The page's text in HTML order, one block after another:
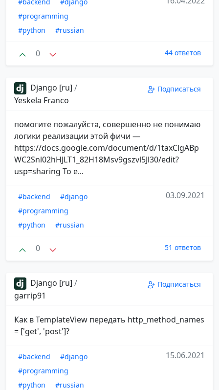
#programming
#python
#russian
0 44 ответов
Django [ru] /
Yeskela Franco
Подписаться
помогите пожалуйста, совершенно не понимаю
логики реализации этой фичи —
https://docs.google.com/document/d/1taxClgABp
WC2Snl02hHJLT1_82H18Msv9gszvl5Jl30/edit?
usp=sharing То е...
#backend
#django
#programming
#python
#russian
03.09.2021
0 51 ответов
Django [ru] /
garrip91
Подписаться
Как в TemplateView передать http_method_names
= ['get', 'post']?
#backend
#django
#programming
#python
#russian
15.06.2021